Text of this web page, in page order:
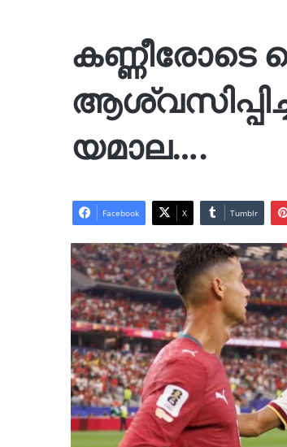
യമാല….
Facebook X Tumblr